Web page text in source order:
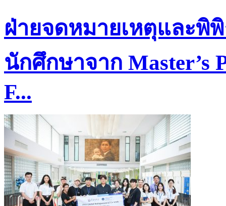
ฝ่ายจดหมายเหตุและ
นักศึกษาจาก Master’s
F...